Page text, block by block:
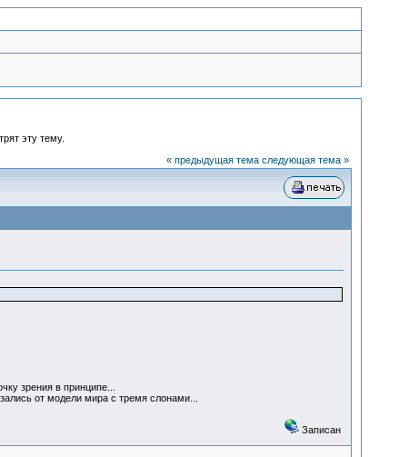
эту тему.
« предыдущая тема следующая тема »
зрения в принципе...
от модели мира с тремя слонами...
Записан